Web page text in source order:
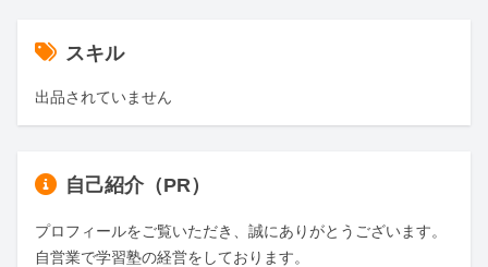
スキル
出品されていません
自己紹介（PR）
プロフィールをご覧いただき、誠にありがとうございます。
自営業で学習塾の経営をしております。